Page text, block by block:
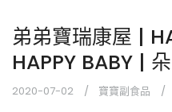
弟弟寶瑞康屋 |
HAPPY BABY |
2020-07-02 寶寶副食品